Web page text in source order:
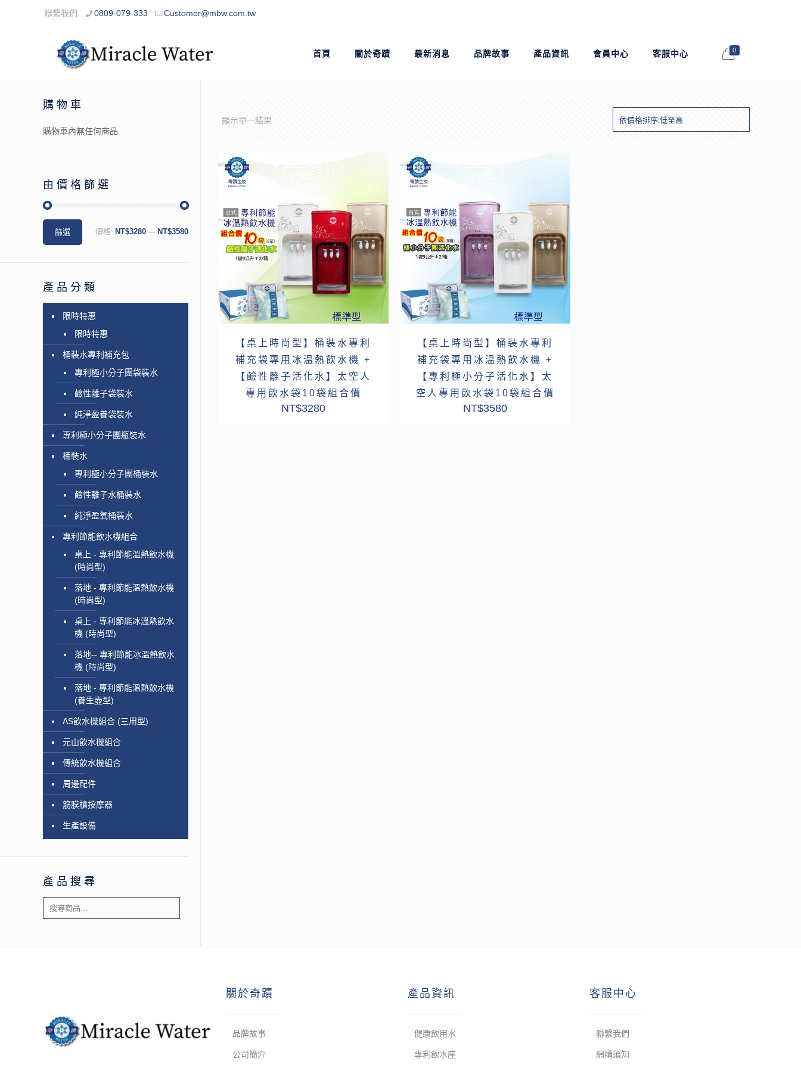
聯繫我們 0809-079-333 Customer@mbw.com.tw
首頁 關於奇蹟 最新消息 品牌故事 產品資訊 會員中心 客服中心 0
顯示單一結果
【桌上時尚型】桶裝水專利
補充袋專用冰溫熱飲水機 +
【鹼性離子活化水】太空人
專用飲水袋10袋組合價
NT$3280
【桌上時尚型】桶裝水專利
補充袋專用冰溫熱飲水機 +
【專利極小分子活化水】太
空人專用飲水袋10袋組合價
NT$3580
購物車
購物車內無任何商品
由價格篩選
篩選 價格: NT$3280 — NT$3580
產品分類
限時特惠
限時特惠
桶裝水專利補充包
專利極小分子團袋裝水
鹼性離子袋裝水
純淨盈養袋裝水
專利極小分子團瓶裝水
桶裝水
專利極小分子團桶裝水
鹼性離子水桶裝水
純淨盈氧桶裝水
專利節能飲水機組合
桌上 - 專利節能溫熱飲水機
(時尚型)
落地 - 專利節能溫熱飲水機
(時尚型)
桌上 - 專利節能冰溫熱飲水
機 (時尚型)
落地-- 專利節能冰溫熱飲水
機 (時尚型)
落地 - 專利節能溫熱飲水機
(養生壺型)
AS飲水機組合 (三用型)
元山飲水機組合
傳統飲水機組合
周邊配件
筋膜槍按摩器
生產設備
產品搜尋
關於奇蹟
品牌故事
公司簡介
產品資訊
健康飲用水
專利飲水座
客服中心
聯繫我們
網購須知